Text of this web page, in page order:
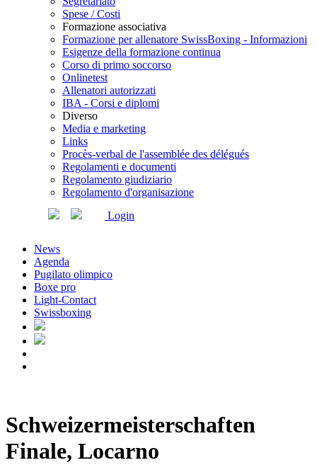
Spese / Costi
Formazione associativa
Formazione per allenatore SwissBoxing - Informazioni
Esigenze della formazione continua
Corso di primo soccorso
Onlinetest
Allenatori autorizzati
IBA - Corsi e diplomi
Diverso
Media e marketing
Links
Procès-verbal de l'assemblée des délégués
Regolamenti e documenti
Regolamento giudiziario
Regolamento d'organisazione
Login
News
Agenda
Pugilato olimpico
Boxe pro
Light-Contact
Swissboxing
Schweizermeisterschaften
Finale, Locarno